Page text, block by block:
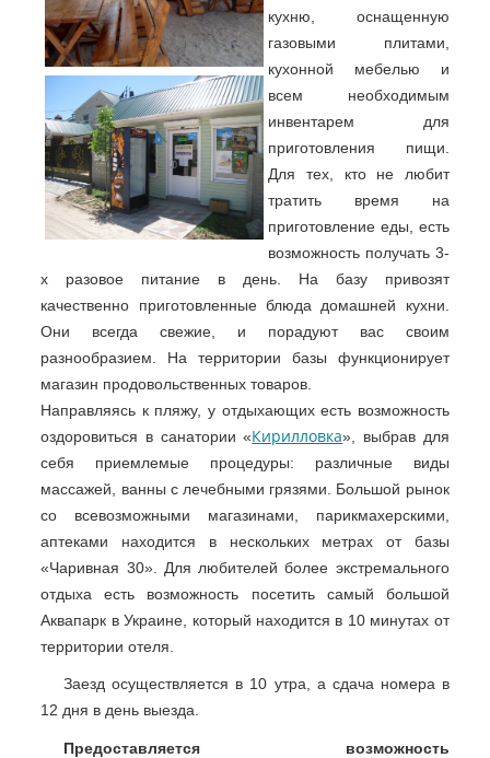
кухню, оснащенную
газовыми плитами,
кухонной мебелью и
всем необходимым
инвентарем для
приготовления пищи.
Для тех, кто не любит
тратить время на
приготовление еды, есть
возможность получать 3-
х разовое питание в день. На базу привозят
качественно приготовленные блюда домашней кухни.
Они всегда свежие, и порадуют вас своим
разнообразием. На территории базы функционирует
магазин продовольственных товаров.
Направляясь к пляжу, у отдыхающих есть возможность
оздоровиться в санатории «Кирилловка», выбрав для
себя приемлемые процедуры: различные виды
массажей, ванны с лечебными грязями. Большой рынок
со всевозможными магазинами, парикмахерскими,
аптеками находится в нескольких метрах от базы
«Чаривная 30». Для любителей более экстремального
отдыха есть возможность посетить самый большой
Аквапарк в Украине, который находится в 10 минутах от
территории отеля.
Заезд осуществляется в 10 утра, а сдача номера в
12 дня в день выезда.
Предоставляется возможность